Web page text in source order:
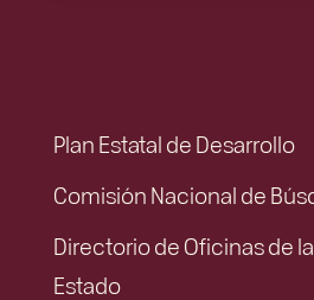
Plan Estatal de Desarrollo
Comisión Nacional de
Directorio de Oficinas de
Estado